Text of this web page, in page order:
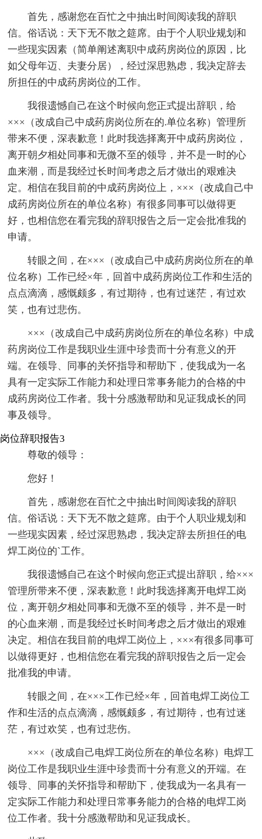
首先，感谢您在百忙之中抽出时间阅读我的辞职
信。俗话说：天下无不散之筵席。由于个人职业规划和
一些现实因素（简单阐述离职中成药房岗位的原因，比
如父母年迈、夫妻分居），经过深思熟虑，我决定辞去
所担任的中成药房岗位的工作。
我很遗憾自己在这个时候向您正式提出辞职，给
×××（改成自己中成药房岗位所在的.单位名称）管理所
带来不便，深表歉意！此时我选择离开中成药房岗位，
离开朝夕相处同事和无微不至的领导，并不是一时的心
血来潮，而是我经过长时间考虑之后才做出的艰难决
定。相信在我目前的中成药房岗位上，×××（改成自己中
成药房岗位所在的单位名称）有很多同事可以做得更
好，也相信您在看完我的辞职报告之后一定会批准我的
申请。
转眼之间，在×××（改成自己中成药房岗位所在的单
位名称）工作已经×年，回首中成药房岗位工作和生活的
点点滴滴，感慨颇多，有过期待，也有过迷茫，有过欢
笑，也有过悲伤。
×××（改成自己中成药房岗位所在的单位名称）中成
药房岗位工作是我职业生涯中珍贵而十分有意义的开
端。在领导、同事的关怀指导和帮助下，使我成为一名
具有一定实际工作能力和处理日常事务能力的合格的中
成药房岗位工作者。我十分感激帮助和见证我成长的同
事及领导。
岗位辞职报告3
尊敬的领导：
您好！
首先，感谢您在百忙之中抽出时间阅读我的辞职
信。俗话说：天下无不散之筵席。由于个人职业规划和
一些现实因素，经过深思熟虑，我决定辞去所担任的电
焊工岗位的`工作。
我很遗憾自己在这个时候向您正式提出辞职，给×××
管理所带来不便，深表歉意！此时我选择离开电焊工岗
位，离开朝夕相处同事和无微不至的领导，并不是一时
的心血来潮，而是我经过长时间考虑之后才做出的艰难
决定。相信在我目前的电焊工岗位上，×××有很多同事可
以做得更好，也相信您在看完我的辞职报告之后一定会
批准我的申请。
转眼之间，在×××工作已经×年，回首电焊工岗位工
作和生活的点点滴滴，感慨颇多，有过期待，也有过迷
茫，有过欢笑，也有过悲伤。
×××（改成自己电焊工岗位所在的单位名称）电焊工
岗位工作是我职业生涯中珍贵而十分有意义的开端。在
领导、同事的关怀指导和帮助下，使我成为一名具有一
定实际工作能力和处理日常事务能力的合格的电焊工岗
位工作者。我十分感激帮助和见证我成长。